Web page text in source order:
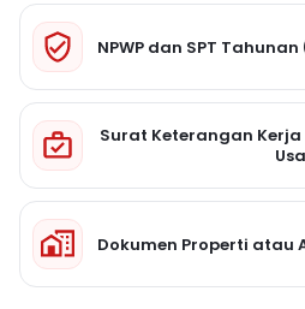
NPWP dan SPT
Surat Keterangan
Dokumen Properti atau